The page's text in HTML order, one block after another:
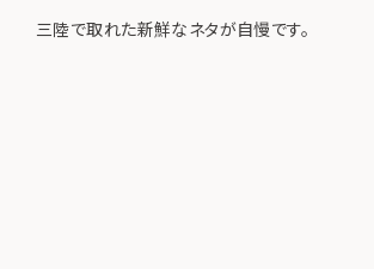
三陸で取れた新鮮なネタが自慢です。